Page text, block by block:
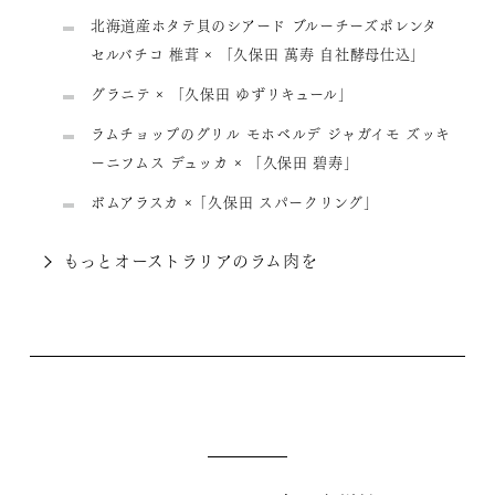
北海道産ホタテ貝のシアード ブルーチーズポレンタ
セルバチコ 椎茸 × 「久保田 萬寿 自社酵母仕込」
グラニテ × 「久保田 ゆずリキュール」
ラムチョップのグリル モホベルデ ジャガイモ ズッキ
ーニフムス デュッカ × 「久保田 碧寿」
ボムアラスカ ×「久保田 スパークリング」
もっとオーストラリアのラム肉を